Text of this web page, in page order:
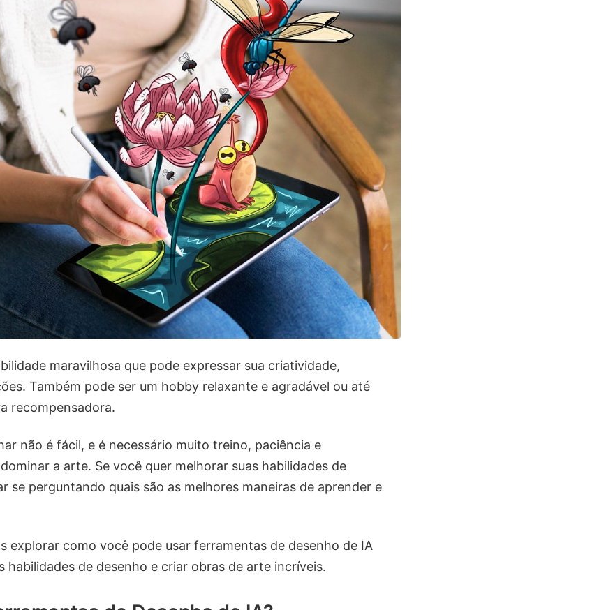
maravilhosa que pode expressar sua criatividade,
Também pode ser um hobby relaxante e agradável ou até
recompensadora.
não é fácil, e é necessário muito treino, paciência e
a arte. Se você quer melhorar suas habilidades de
se perguntando quais são as melhores maneiras de aprender e
explorar como você pode usar ferramentas de desenho de IA
habilidades de desenho e criar obras de arte incríveis.